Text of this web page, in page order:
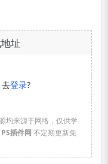
址
登录?
均来源于网络，仅供学
PS插件网 不定期更新免